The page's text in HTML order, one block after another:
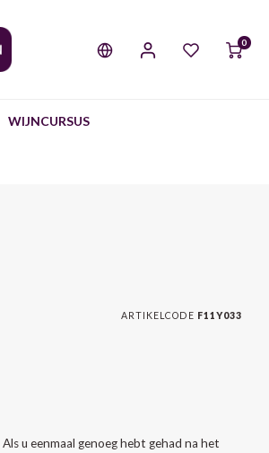
0
WIJNCURSUS
ARTIKELCODE F11Y033
u eenmaal genoeg hebt gehad na het